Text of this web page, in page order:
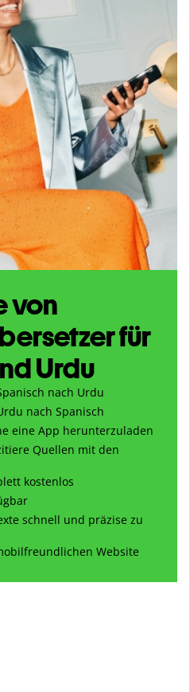
von
für
Urdu
nach Urdu
nach Spanisch
eine App herunterzuladen
Quellen mit den
kostenlos
schnell und präzise zu
Website